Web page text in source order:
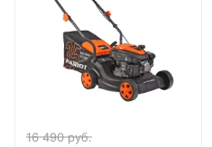
16 490руб.